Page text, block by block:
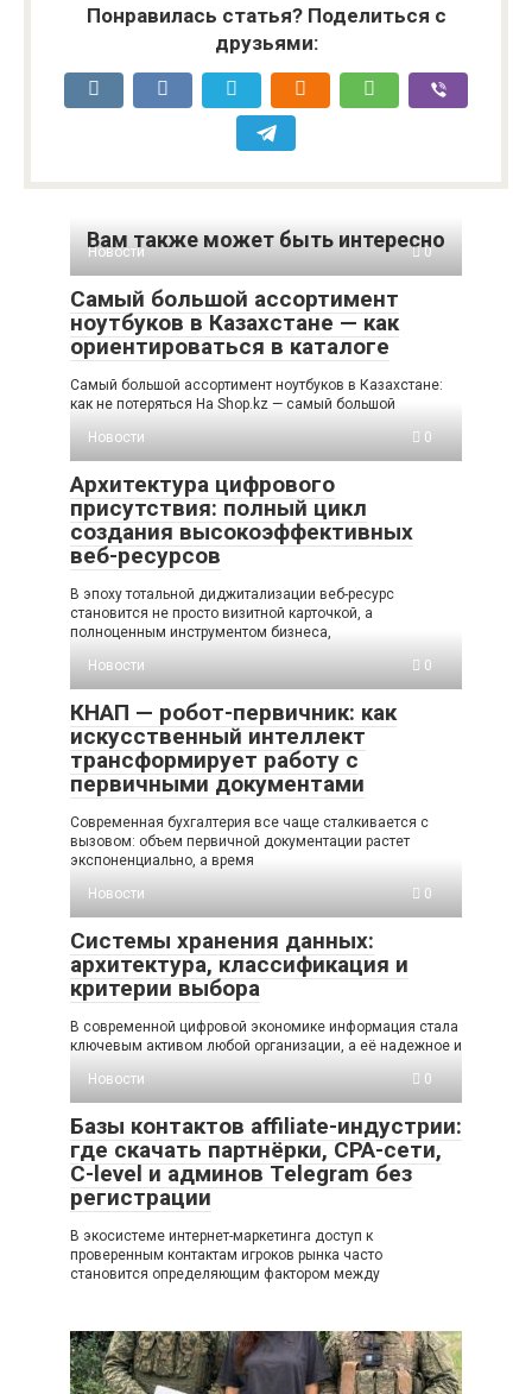
Понравилась статья? Поделиться с
друзьями:
Вам также может быть интересно
Новости 0
Самый большой ассортимент
ноутбуков в Казахстане — как
ориентироваться в каталоге
Самый большой ассортимент ноутбуков в Казахстане:
как не потеряться На Shop.kz — самый большой
Новости
0
Архитектура цифрового
присутствия: полный цикл
создания высокоэффективных
веб-ресурсов
В эпоху тотальной диджитализации веб-ресурс
становится не просто визитной карточкой, а
полноценным инструментом бизнеса,
Новости
0
КНАП — робот-первичник: как
искусственный интеллект
трансформирует работу с
первичными документами
Современная бухгалтерия все чаще сталкивается с
вызовом: объем первичной документации растет
экспоненциально, а время
Новости
0
Системы хранения данных:
архитектура, классификация и
критерии выбора
В современной цифровой экономике информация стала
ключевым активом любой организации, а её надежное и
Новости
0
Базы контактов affiliate-индустрии:
где скачать партнёрки, CPA-сети,
C-level и админов Telegram без
регистрации
В экосистеме интернет-маркетинга доступ к
проверенным контактам игроков рынка часто
становится определяющим фактором между